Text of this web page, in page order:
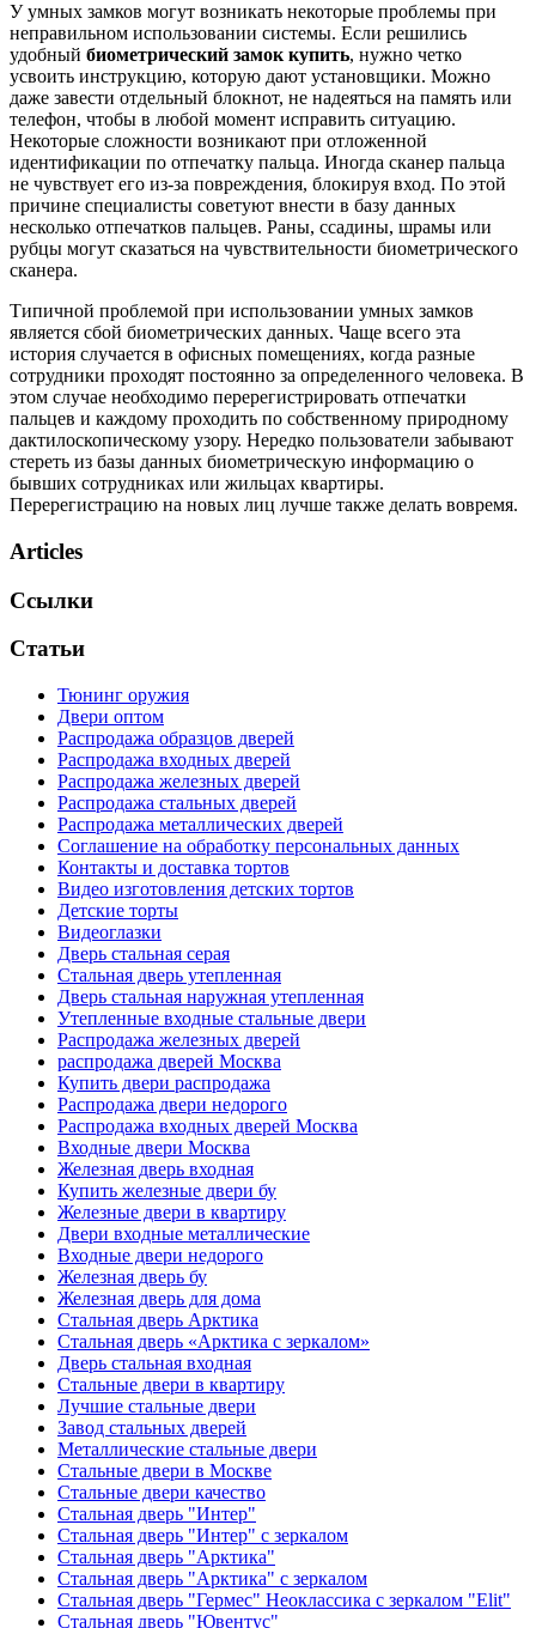
У умных замков могут возникать некоторые проблемы при
неправильном использовании системы. Если решились
удобный биометрический замок купить, нужно четко
усвоить инструкцию, которую дают установщики. Можно
даже завести отдельный блокнот, не надеяться на память или
телефон, чтобы в любой момент исправить ситуацию.
Некоторые сложности возникают при отложенной
идентификации по отпечатку пальца. Иногда сканер пальца
не чувствует его из-за повреждения, блокируя вход. По этой
причине специалисты советуют внести в базу данных
несколько отпечатков пальцев. Раны, ссадины, шрамы или
рубцы могут сказаться на чувствительности биометрического
сканера.
Типичной проблемой при использовании умных замков
является сбой биометрических данных. Чаще всего эта
история случается в офисных помещениях, когда разные
сотрудники проходят постоянно за определенного человека. В
этом случае необходимо перерегистрировать отпечатки
пальцев и каждому проходить по собственному природному
дактилоскопическому узору. Нередко пользователи забывают
стереть из базы данных биометрическую информацию о
бывших сотрудниках или жильцах квартиры.
Перерегистрацию на новых лиц лучше также делать вовремя.
Articles
Ссылки
Статьи
Тюнинг оружия
Двери оптом
Распродажа образцов дверей
Распродажа входных дверей
Распродажа железных дверей
Распродажа стальных дверей
Распродажа металлических дверей
Соглашение на обработку персональных данных
Контакты и доставка тортов
Видео изготовления детских тортов
Детские торты
Видеоглазки
Дверь стальная серая
Стальная дверь утепленная
Дверь стальная наружная утепленная
Утепленные входные стальные двери
Распродажа железных дверей
распродажа дверей Москва
Купить двери распродажа
Распродажа двери недорого
Распродажа входных дверей Москва
Входные двери Москва
Железная дверь входная
Купить железные двери бу
Железные двери в квартиру
Двери входные металлические
Входные двери недорого
Железная дверь бу
Железная дверь для дома
Стальная дверь Арктика
Стальная дверь «Арктика с зеркалом»
Дверь стальная входная
Стальные двери в квартиру
Лучшие стальные двери
Завод стальных дверей
Металлические стальные двери
Стальные двери в Москве
Стальные двери качество
Стальная дверь "Интер"
Стальная дверь "Интер" с зеркалом
Стальная дверь "Арктика"
Стальная дверь "Арктика" с зеркалом
Стальная дверь "Гермес" Неоклассика с зеркалом "Elit"
Стальная дверь "Ювентус"